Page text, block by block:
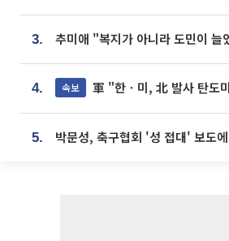
3.
4. 속보 軍 "한ㆍ미, 北 발사 탄도미사일
5.